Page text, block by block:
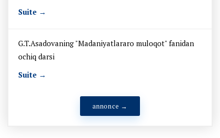
Suite →
G.T.Asadovaning "Madaniyatlararo muloqot" fanidan
ochiq darsi
Suite →
annonce →